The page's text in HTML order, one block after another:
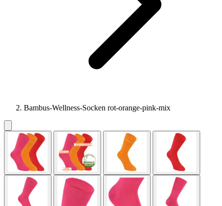
Bambus-Wellness-Socken rot-orange-pink-mix